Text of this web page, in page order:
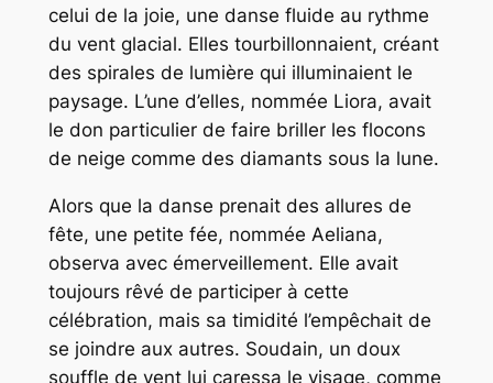
celui de la joie, une danse fluide au rythme
du vent glacial. Elles tourbillonnaient, créant
des spirales de lumière qui illuminaient le
paysage. L’une d’elles, nommée Liora, avait
le don particulier de faire briller les flocons
de neige comme des diamants sous la lune.
Alors que la danse prenait des allures de
fête, une petite fée, nommée Aeliana,
observa avec émerveillement. Elle avait
toujours rêvé de participer à cette
célébration, mais sa timidité l’empêchait de
se joindre aux autres. Soudain, un doux
souffle de vent lui caressa le visage, comme